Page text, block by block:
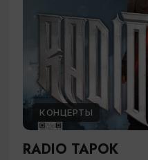
КОНЦЕРТЫ
RADIO TAPOK